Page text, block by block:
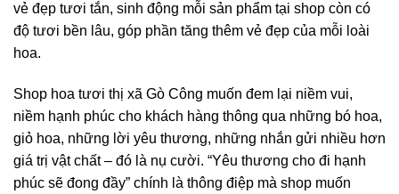
vẻ đẹp tươi tắn, sinh động mỗi sản phẩm tại shop còn có
độ tươi bền lâu, góp phần tăng thêm vẻ đẹp của mỗi loài
hoa.
Shop hoa tươi thị xã Gò Công muốn đem lại niềm vui,
niềm hạnh phúc cho khách hàng thông qua những bó hoa,
giỏ hoa, những lời yêu thương, những nhắn gửi nhiều hơn
giá trị vật chất – đó là nụ cười. “Yêu thương cho đi hạnh
phúc sẽ đong đầy” chính là thông điệp mà shop muốn